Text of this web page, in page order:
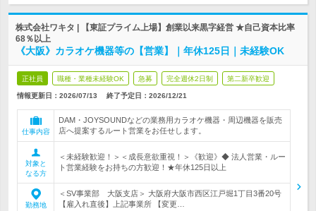
株式会社ワキタ | 【東証プライム上場】創業以来黒字経営 ★自己資本比率
68％以上
《大阪》カラオケ機器等の【営業】｜年休125日｜未経験OK
正社員 職種・業種未経験OK 急募 完全週休2日制 第二新卒歓迎
情報更新日：2026/07/13 終了予定日： 2026/12/21
仕事内容
DAM・JOYSOUNDなどの業務用カラオケ機器・周辺機器を販売
店へ提案するルート営業をお任せします。
対象と
なる方
＜未経験歓迎！＞＜成長意欲重視！＞《歓迎》◆ 法人営業・ルー
ト営業経験をお持ちの方歓迎！★年休125日以上
勤務地
＜SV事業部 大阪支店＞ 大阪府大阪市西区江戸堀1丁目3番20号
【雇入れ直後】上記事業所 【変更…